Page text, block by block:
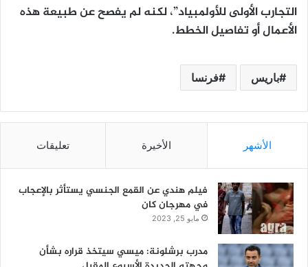
التجارب الأولى للأولمبياد”، لكنه لم يفصح عن طبيعة هذه
الأعمال أو تفاصيل الخطط.
باريس فرنسا
الأشهر الأخيرة تعليقات
فيلم هندي عن القمع الجنسي يستأثر بالإعجاب
في مهرجان كان
مايو 25, 2023
مدرب برشلونة: ميسي سيتخذ قراره بشأن